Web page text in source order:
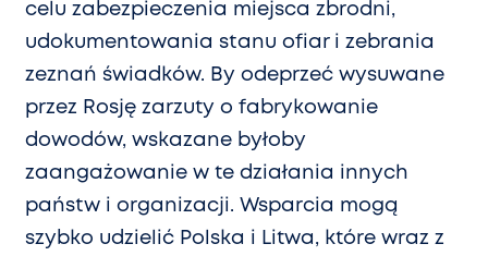
celu zabezpieczenia miejsca zbrodni,
udokumentowania stanu ofiar i zebrania
zeznań świadków. By odeprzeć wysuwane
przez Rosję zarzuty o fabrykowanie
dowodów, wskazane byłoby
zaangażowanie w te działania innych
państw i organizacji. Wsparcia mogą
szybko udzielić Polska i Litwa, które wraz z